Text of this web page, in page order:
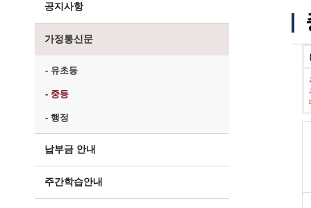
공지사항
가정통신문
- 유초등
- 중등
- 행정
납부금 안내
주간학습안내